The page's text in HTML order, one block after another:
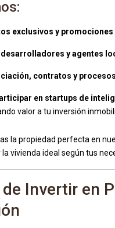
exclusivos y promociones
desarrolladores y agentes
contratos y
en startups de
valor a tu inversión
la propiedad perfecta en
vivienda ideal según tus
Invertir en